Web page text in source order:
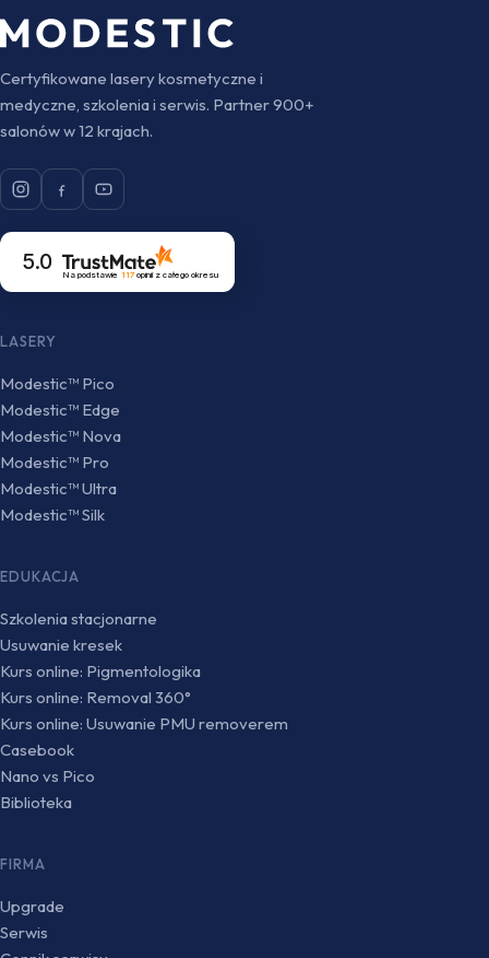
Certyfikowane lasery kosmetyczne i
medyczne, szkolenia i serwis. Partner 900+
salonów w 12 krajach.
5.0
Na podstawie 117opinii z całego okresu
LASERY
Modestic™ Pico
Modestic™ Edge
Modestic™ Nova
Modestic™ Pro
Modestic™ Ultra
Modestic™ Silk
EDUKACJA
Szkolenia stacjonarne
Usuwanie kresek
Kurs online: Pigmentologika
Kurs online: Removal 360°
Kurs online: Usuwanie PMU removerem
Casebook
Nano vs Pico
Biblioteka
FIRMA
Upgrade
Serwis